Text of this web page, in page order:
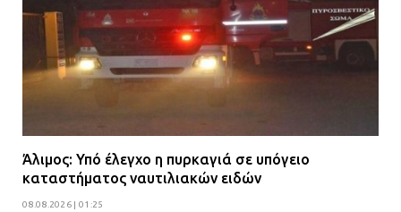
Άλιμος: Υπό έλεγχο η πυρκαγιά σε υπόγειο
καταστήματος ναυτιλιακών ειδών
08.08.2026 | 01:25